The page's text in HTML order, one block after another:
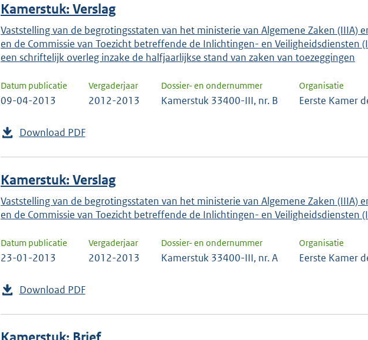
Kamerstuk: Verslag
Vaststelling van de begrotingsstaten van het ministerie van Algemene Zaken (IIIA)
en de Commissie van Toezicht betreffende de Inlichtingen- en Veiligheidsdiensten
een schriftelijk overleg inzake de halfjaarlijkse stand van zaken van toezeggingen
Datum publicatie
09-04-2013
Vergaderjaar
2012-2013
Dossier- en ondernummer
Kamerstuk 33400-III, nr. B
Organisatie
Eerste Kamer
Download PDF
Kamerstuk: Verslag
Vaststelling van de begrotingsstaten van het ministerie van Algemene Zaken (IIIA)
en de Commissie van Toezicht betreffende de Inlichtingen- en Veiligheidsdiensten
Datum publicatie
23-01-2013
Vergaderjaar
2012-2013
Dossier- en ondernummer
Kamerstuk 33400-III, nr. A
Organisatie
Eerste Kamer
Download PDF